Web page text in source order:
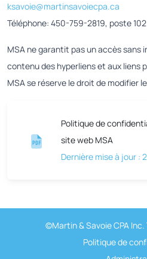
ksavoie@martinsavoiecpa.ca
Téléphone: 450-759-2819, poste 102
MSA ne garantit pas un accès sans
contenu des hyperliens et aux liens
MSA se réserve le droit de modifier
Politique de
site web MSA
Dernière mise à jour :
©Martin & Savoie CPA
Politique de